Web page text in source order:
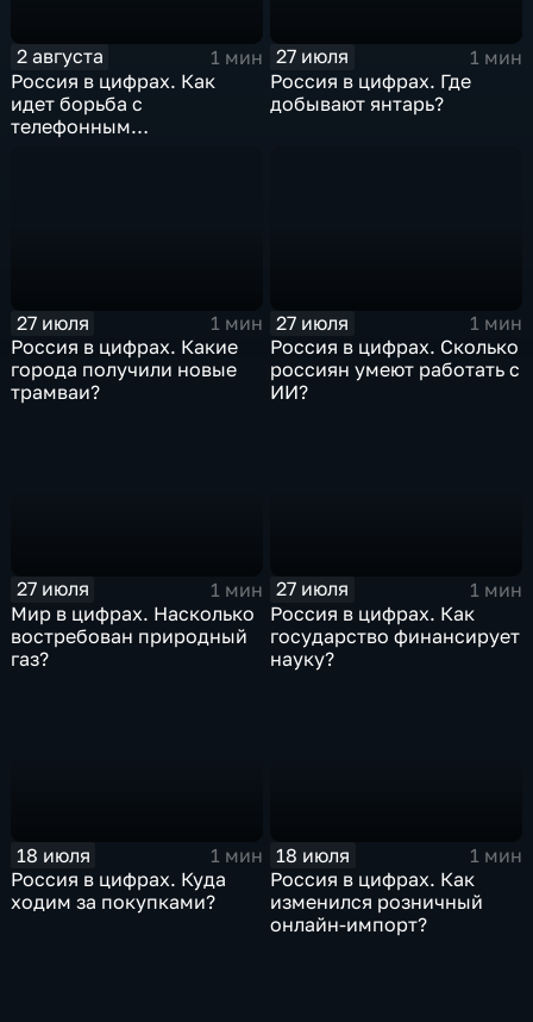
2 августа
1 мин
Россия в цифрах. Как
идет борьба с
телефонным
27 июля
1 мин
Россия в цифрах. Где
добывают янтарь?
27 июля
1 мин
Россия в цифрах. Какие
города получили новые
трамваи?
27 июля
1 мин
Россия в цифрах. Сколько
россиян умеют работать с
ИИ?
27 июля
1 мин
Мир в цифрах. Насколько
востребован природный
газ?
27 июля
1 мин
Россия в цифрах. Как
государство финансирует
науку?
18 июля
1 мин
Россия в цифрах. Куда
ходим за покупками?
18 июля
1 мин
Россия в цифрах. Как
изменился розничный
онлайн-импорт?